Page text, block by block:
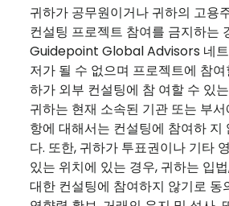
귀하가 공무원이거나 귀하의 고용
컨설팅 프로젝트 참여를 금지하는
Guidepoint Global Advisors 네트
저가 될 수 없으며 프로젝트에 참
하가 외부 컨설팅에 참 여할 수 있
귀하는 현재 소속된 기관 또는 부
항에 대해서는 컨설팅에 참여하 지
다. 또한, 귀하가 투표권이나 기타
있는 위치에 있는 경우, 귀하는 입
대한 컨설팅에 참여하지 않기로 동